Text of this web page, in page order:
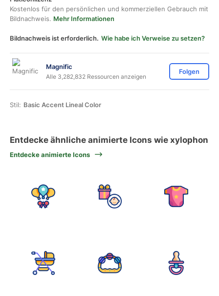
Kostenlos für den persönlichen und kommerziellen Gebrauch mit
Bildnachweis. Mehr Informationen
Bildnachweis ist erforderlich. Wie habe ich Verweise zu setzen?
Magnific
Alle 3,282,832 Ressourcen anzeigen
Folgen
Stil: Basic Accent Lineal Color
Entdecke ähnliche animierte Icons wie xylophon
Entdecke animierte Icons